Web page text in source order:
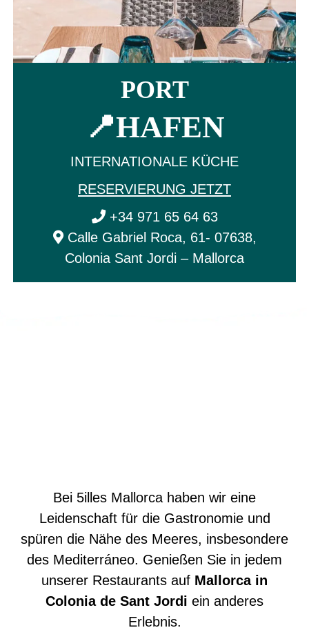
PORT
📍HAFEN
INTERNATIONALE KÜCHE
RESERVIERUNG JETZT
+34 971 65 64 63
Calle Gabriel Roca, 61- 07638,
Colonia Sant Jordi – Mallorca
Bei 5illes Mallorca haben wir eine
Leidenschaft für die Gastronomie und
spüren die Nähe des Meeres, insbesondere
des Mediterráneo. Genießen Sie in jedem
unserer Restaurants auf Mallorca in
Colonia de Sant Jordi ein anderes
Erlebnis.